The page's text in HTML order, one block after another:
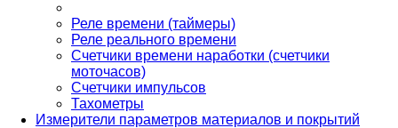
Реле времени (таймеры)
Реле реального времени
Счетчики времени наработки (счетчики
моточасов)
Счетчики импульсов
Тахометры
Измерители параметров материалов и покрытий